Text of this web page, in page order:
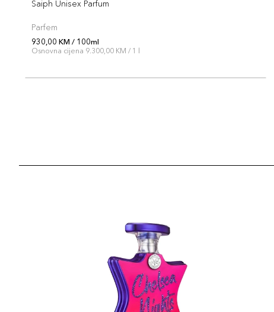
Saiph Unisex Parfum
Parfem
930,00 KM / 100ml
Osnovna cijena 9.300,00 KM / 1 l